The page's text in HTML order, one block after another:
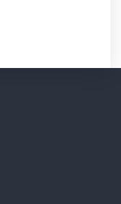
fenêtre
une nouvelle